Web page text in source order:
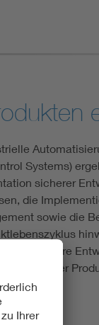
Systems)
sicherer
die
sowie die
in ihre
ihrer